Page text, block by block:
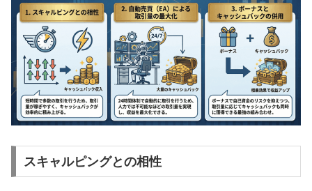
スキャルピングとの相性